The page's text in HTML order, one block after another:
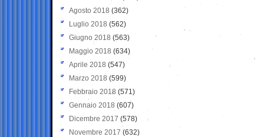
Agosto 2018 (362)
Luglio 2018 (562)
Giugno 2018 (563)
Maggio 2018 (634)
Aprile 2018 (547)
Marzo 2018 (599)
Febbraio 2018 (571)
Gennaio 2018 (607)
Dicembre 2017 (578)
Novembre 2017 (632)